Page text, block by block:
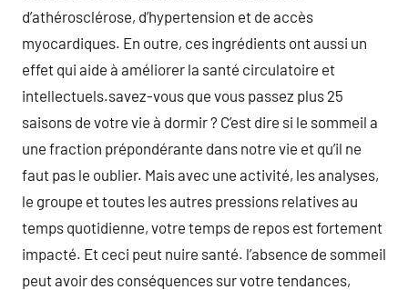
d’athérosclérose, d’hypertension et de accès
myocardiques. En outre, ces ingrédients ont aussi un
effet qui aide à améliorer la santé circulatoire et
intellectuels.savez-vous que vous passez plus 25
saisons de votre vie à dormir ? C’est dire si le sommeil a
une fraction prépondérante dans notre vie et qu’il ne
faut pas le oublier. Mais avec une activité, les analyses,
le groupe et toutes les autres pressions relatives au
temps quotidienne, votre temps de repos est fortement
impacté. Et ceci peut nuire santé. l’absence de sommeil
peut avoir des conséquences sur votre tendances,